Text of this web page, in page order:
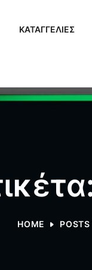
ΚΑΤΑΓΓΕΛΙΕΣ
HOME